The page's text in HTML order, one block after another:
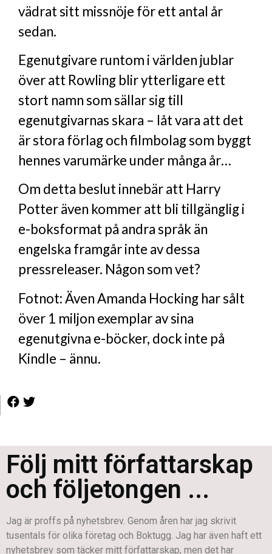
vädrat sitt missnöje för ett antal år
sedan.
Egenutgivare runtom i världen jublar
över att Rowling blir ytterligare ett
stort namn som sällar sig till
egenutgivarnas skara – låt vara att det
är stora förlag och filmbolag som byggt
hennes varumärke under många år…
Om detta beslut innebär att Harry
Potter även kommer att bli tillgänglig i
e-boksformat på andra språk än
engelska framgår inte av dessa
pressreleaser. Någon som vet?
Fotnot: Även Amanda Hocking har sålt
över 1 miljon exemplar av sina
egenutgivna e-böcker, dock inte på
Kindle – ännu.
Följ mitt författarskap
och följetongen ...
Jag är proffs på nyhetsbrev. Genom åren har jag skrivit
tusentals för olika företag och Boktugg. Jag har även haft ett
nyhetsbrev som täcker mitt författarskap, men det har